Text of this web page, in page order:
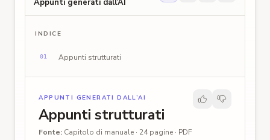
Appunti generati dall’AI
INDICE
01 Appunti strutturati
APPUNTI GENERATI DALL’AI
Appunti strutturati
Fonte: Capitolo di manuale · 24 pagine · PDF